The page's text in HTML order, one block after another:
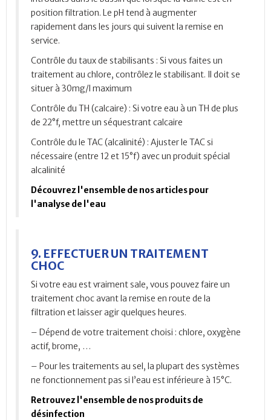
position filtration. Le pH tend à augmenter
rapidement dans les jours qui suivent la remise en
service.
Contrôle du taux de stabilisants : Si vous faites un
traitement au chlore, contrôlez le stabilisant. Il doit se
situer à 30mg/l maximum
Contrôle du TH (calcaire) : Si votre eau à un TH de plus
de 22°f, mettre un séquestrant calcaire
Contrôle du le TAC (alcalinité) : Ajuster le TAC si
nécessaire (entre 12 et 15°f) avec un produit spécial
alcalinité
Découvrez l'ensemble de nos articles pour
l'analyse de l'eau
9. EFFECTUER UN TRAITEMENT
CHOC
Si votre eau est vraiment sale, vous pouvez faire un
traitement choc avant la remise en route de la
filtration et laisser agir quelques heures.
– Dépend de votre traitement choisi : chlore, oxygène
actif, brome, …
– Pour les traitements au sel, la plupart des systèmes
ne fonctionnement pas si l’eau est inférieure à 15°C.
Retrouvez l'ensemble de nos produits de
désinfection